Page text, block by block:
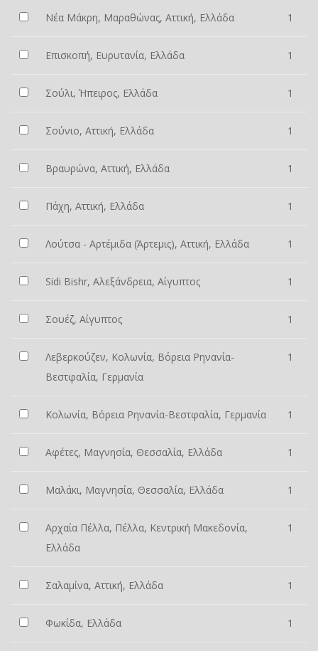
Νέα Μάκρη, Μαραθώνας, Αττική, Ελλάδα 1
Επισκοπή, Ευρυτανία, Ελλάδα 1
Σούλι, Ήπειρος, Ελλάδα 1
Σούνιο, Αττική, Ελλάδα 1
Βραυρώνα, Αττική, Ελλάδα 1
Πάχη, Αττική, Ελλάδα 1
Λούτσα - Αρτέμιδα (Άρτεμις), Αττική, Ελλάδα 1
Sidi Bishr, Αλεξάνδρεια, Αίγυπτος 1
Σουέζ, Αίγυπτος 1
Λεβερκούζεν, Κολωνία, Βόρεια Ρηνανία-
Βεστφαλία, Γερμανία
1
Κολωνία, Βόρεια Ρηνανία-Βεστφαλία, Γερμανία 1
Αφέτες, Μαγνησία, Θεσσαλία, Ελλάδα 1
Μαλάκι, Μαγνησία, Θεσσαλία, Ελλάδα 1
Αρχαία Πέλλα, Πέλλα, Κεντρική Μακεδονία,
Ελλάδα
1
Σαλαμίνα, Αττική, Ελλάδα 1
Φωκίδα, Ελλάδα 1